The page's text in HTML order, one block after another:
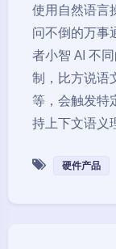
使用自然语言
问不倒的万事
者小智 AI 不
制，比方说语
等，会触发特
持上下文语义
硬件产品